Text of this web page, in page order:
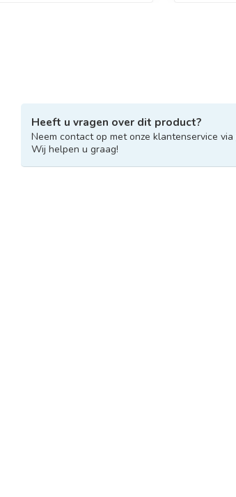
Heeft u vragen over dit product?
Neem contact op met onze klantenservice via
Wij helpen u graag!